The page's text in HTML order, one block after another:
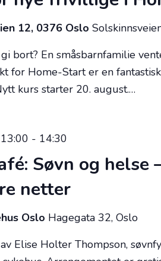
12, 0376 Oslo
bort? En småsbarnfamilie
for Home-Start er en
kurs starter 20. august.…
Søvn og helse
netter
- 14:30
Oslo Hagegata 32, Oslo
Elise Holter Thompson,